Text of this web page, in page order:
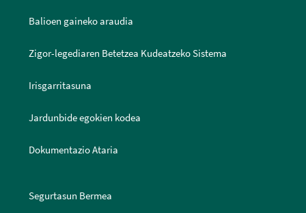
Balioen gaineko araudia
Zigor-legediaren Betetzea Kudeatzeko Sistema
Irisgarritasuna
Jardunbide egokien kodea
Dokumentazio Ataria
Segurtasun Bermea